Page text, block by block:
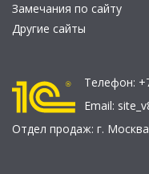
Замечания по сайту
Другие сайты
Телефон:
Email:
Отдел продаж: г. Москва